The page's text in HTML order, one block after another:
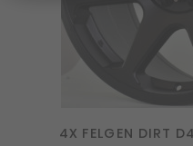
4X FELGEN DIRT